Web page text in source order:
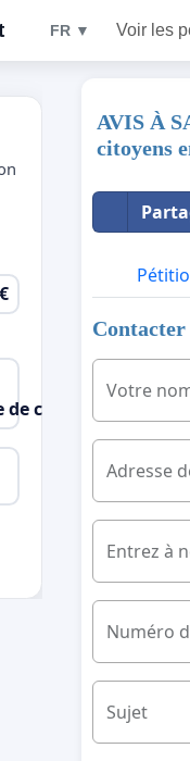
FR ▼ Voir les
AVIS À
citoyens
Votre
Adresse
Entrez à
Numéro
Sujet
de crédit